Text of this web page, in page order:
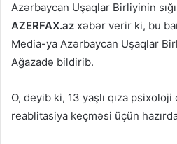
Azərbaycan Uşaqlar Birliyinin
AZERFAX.az xəbər verir ki, bu
Media-ya Azərbaycan Uşaqlar
Ağazadə bildirib.
O, deyib ki, 13 yaşlı qıza
reablitasiya keçməsi üçün